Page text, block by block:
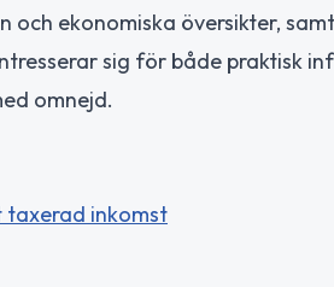
ekonomiska översikter,
sig för både praktisk
omnejd.
taxerad inkomst